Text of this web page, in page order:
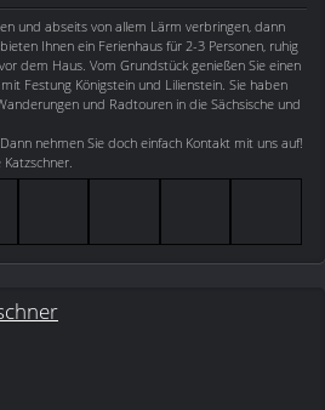
und abseits von allem Lärm verbringen, dann
Ihnen ein Ferienhaus für 2-3 Personen, ruhig
dem Haus. Vom Grundstück genießen Sie einen
Festung Königstein und Lilienstein. Sie haben
und Radtouren in die Sächsische und
nehmen Sie doch einfach Kontakt mit uns auf!